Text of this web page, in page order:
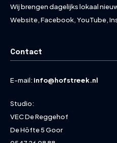
Wij brengen dagelijks lokaal
Website, Facebook, YouTube,
Contact
E-mail: info@hofstreek.nl
Studio:
VEC De Reggehof
De Höfte 5 Goor